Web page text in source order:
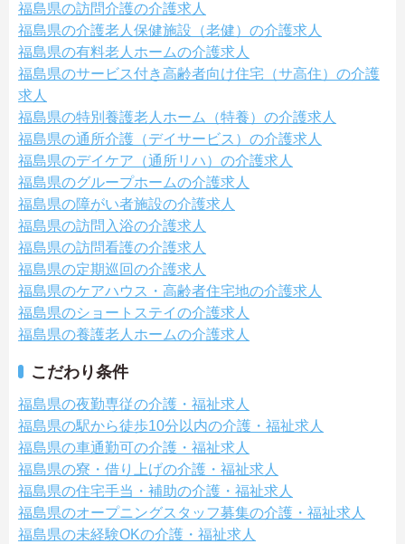
福島県の訪問介護の介護求人
福島県の介護老人保健施設（老健）の介護求人
福島県の有料老人ホームの介護求人
福島県のサービス付き高齢者向け住宅（サ高住）の介護
求人
福島県の特別養護老人ホーム（特養）の介護求人
福島県の通所介護（デイサービス）の介護求人
福島県のデイケア（通所リハ）の介護求人
福島県のグループホームの介護求人
福島県の障がい者施設の介護求人
福島県の訪問入浴の介護求人
福島県の訪問看護の介護求人
福島県の定期巡回の介護求人
福島県のケアハウス・高齢者住宅地の介護求人
福島県のショートステイの介護求人
福島県の養護老人ホームの介護求人
こだわり条件
福島県の夜勤専従の介護・福祉求人
福島県の駅から徒歩10分以内の介護・福祉求人
福島県の車通勤可の介護・福祉求人
福島県の寮・借り上げの介護・福祉求人
福島県の住宅手当・補助の介護・福祉求人
福島県のオープニングスタッフ募集の介護・福祉求人
福島県の未経験OKの介護・福祉求人